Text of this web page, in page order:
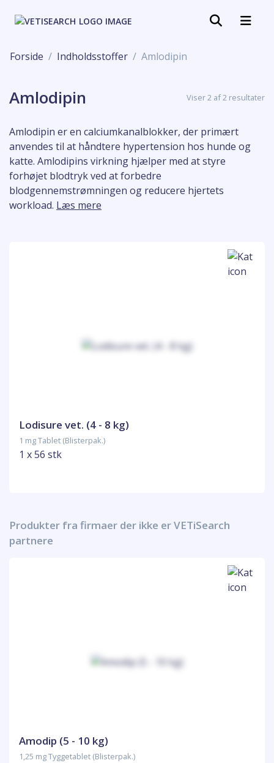
Forside Indholdsstoffer Amlodipin
Amlodipin Viser 2 af 2 resultater
Amlodipin er en calciumkanalblokker, der primært
anvendes til at håndtere hypertension hos hunde og
katte. Amlodipins virkning hjælper med at styre
forhøjet blodtryk ved at forbedre
blodgennemstrømningen og reducere hjertets
workload. Læs mere
Lodisure vet. (4 - 8 kg)
1 mg Tablet (Blisterpak.)
1 x 56 stk
Produkter fra firmaer der ikke er VETiSearch
partnere
Amodip (5 - 10 kg)
1,25 mg Tyggetablet (Blisterpak.)